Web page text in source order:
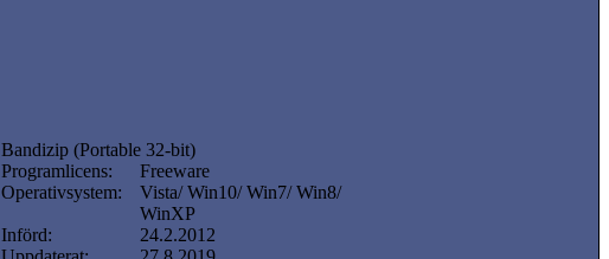
Bandizip (Portable 32-bit)
Programlicens:
Freeware
Operativsystem:
Vista/ Win10/ Win7/ Win8/
WinXP
Införd:
24.2.2012